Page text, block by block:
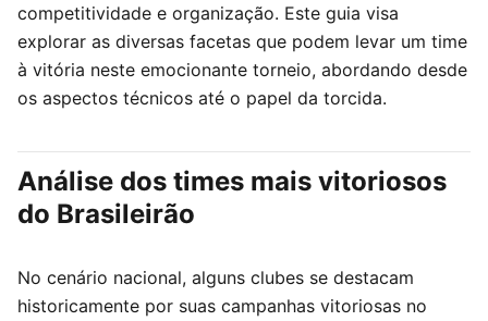
competitividade e organização. Este guia visa
explorar as diversas facetas que podem levar um time
à vitória neste emocionante torneio, abordando desde
os aspectos técnicos até o papel da torcida.
Análise dos times mais vitoriosos
do Brasileirão
No cenário nacional, alguns clubes se destacam
historicamente por suas campanhas vitoriosas no